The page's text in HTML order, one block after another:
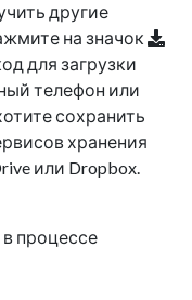
другие
на значок
для загрузки
телефон или
сохранить
хранения
или Dropbox.
процессе